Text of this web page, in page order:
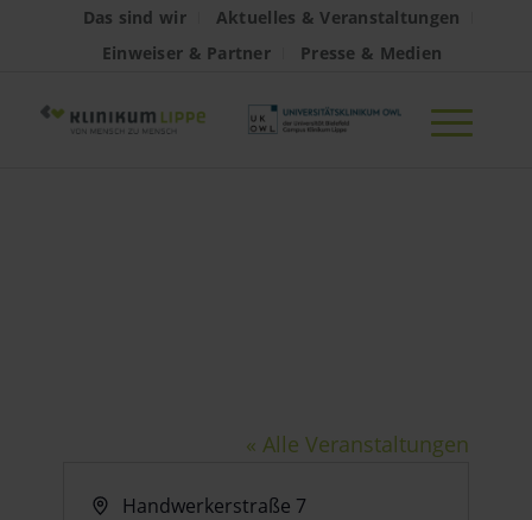
Das sind wir
Aktuelles & Veranstaltungen
Einweiser & Partner
Presse & Medien
« Alle Veranstaltungen
Adresse
Handwerkerstraße 7